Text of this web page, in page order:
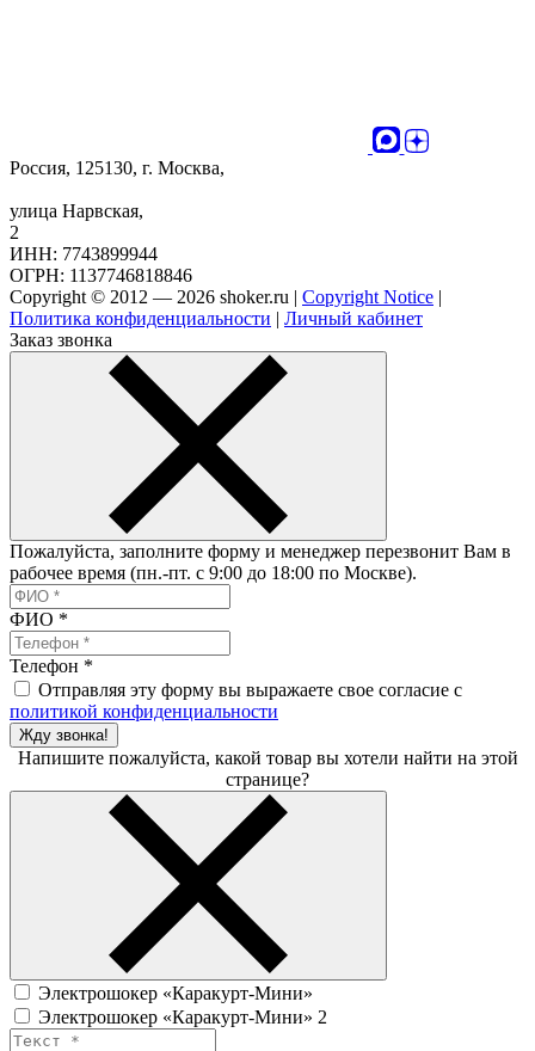
Россия, 125130, г. Москва,
улица Нарвская,
2
ИНН: 7743899944
ОГРН: 1137746818846
Copyright © 2012 — 2026 shoker.ru | Copyright Notice |
Политика конфиденциальности | Личный кабинет
Заказ звонка
Пожалуйста, заполните форму и менеджер перезвонит Вам в
рабочее время (пн.-пт. с 9:00 до 18:00 по Москве).
ФИО *
Телефон *
Отправляя эту форму вы выражаете свое согласие с
политикой конфиденциальности
Жду звонка!
Напишите пожалуйста, какой товар вы хотели найти на этой
странице?
Электрошокер «Каракурт-Мини»
Электрошокер «Каракурт-Мини» 2